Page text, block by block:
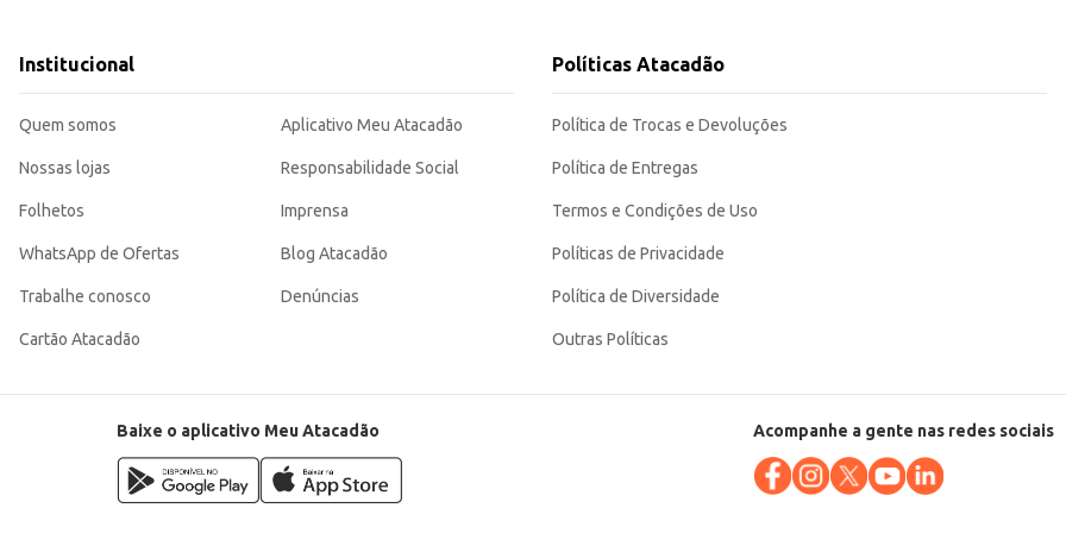
Institucional
Quem somos
Nossas lojas
Folhetos
WhatsApp de Ofertas
Trabalhe conosco
Cartão Atacadão
Aplicativo Meu Atacadão
Responsabilidade Social
Imprensa
Blog Atacadão
Denúncias
Políticas Atacadão
Política de Trocas e Devoluções
Política de Entregas
Termos e Condições de Uso
Políticas de Privacidade
Política de Diversidade
Outras Políticas
Baixe o aplicativo Meu Atacadão Acompanhe a gente nas redes sociais